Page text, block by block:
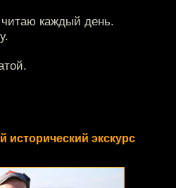
каждый день.
исторический экскурс